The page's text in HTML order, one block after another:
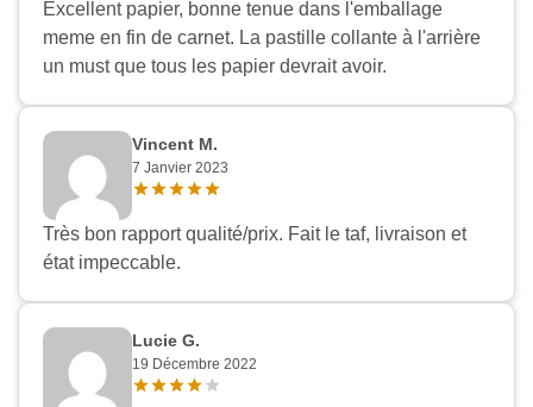
Excellent papier, bonne tenue dans l'emballage
meme en fin de carnet. La pastille collante à l'arrière
un must que tous les papier devrait avoir.
Vincent M.
7 Janvier 2023
Très bon rapport qualité/prix. Fait le taf, livraison et
état impeccable.
Lucie G.
19 Décembre 2022